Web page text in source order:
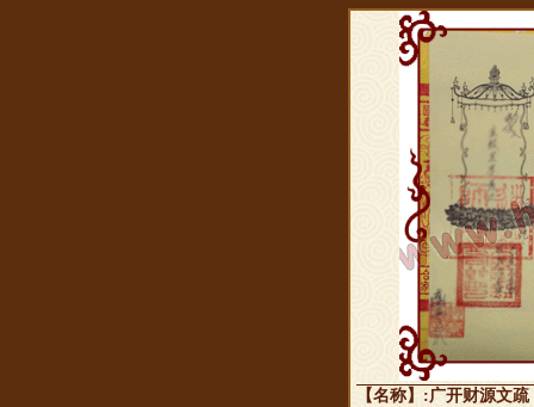
【名称】:广开财源文疏